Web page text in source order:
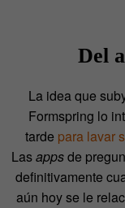
Del
La idea que
Formspring lo
tarde para lavar
Lasappsde
definitivamente
aún hoy se le